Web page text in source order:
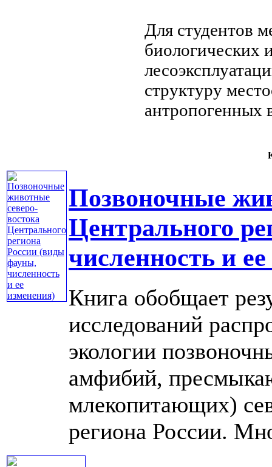
Для студентов
биологических
структуру
антропогенных
Позвоночные
Центрального
численность и
Книга обобщает
исследований
экологии
амфибий,
млекопитающих)
региона России.